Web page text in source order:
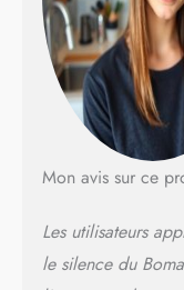
Mon avis sur ce
Les utilisateurs
le silence du